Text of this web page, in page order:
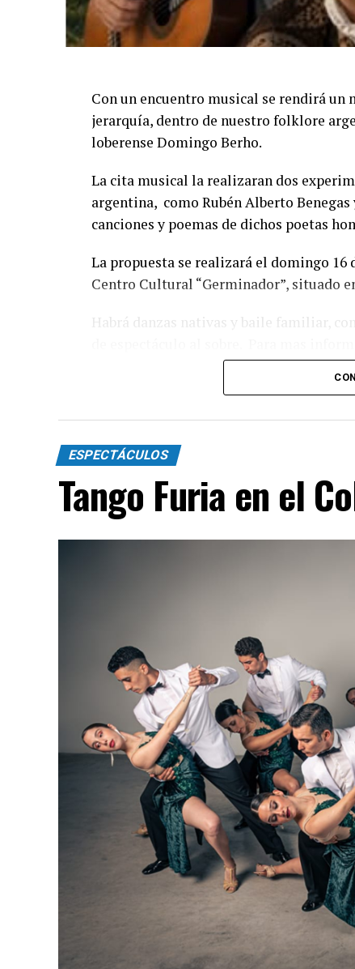
Con un encuentro musical se rendirá un
jerarquía, dentro de nuestro folklore
loberense Domingo Berho.
La cita musical la realizaran dos
argentina, como Rubén Alberto
canciones y poemas de dichos poetas
La propuesta se realizará el domingo 16
Centro Cultural “Germinador”, situado
Habrá danzas nativas y baile familiar,
ESPECTÁCULOS
Tango Furia en el